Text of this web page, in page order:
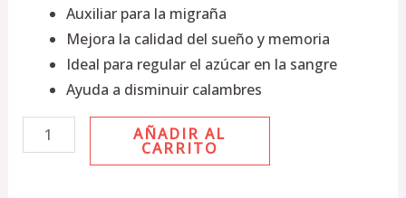
Auxiliar para la migraña
Mejora la calidad del sueño y memoria
Ideal para regular el azúcar en la sangre
Ayuda a disminuir calambres
AÑADIR AL
CARRITO